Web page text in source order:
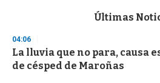
d
s
o
f
Últimas
04:06
La lluvia que no para, causa
de césped de Maroñas